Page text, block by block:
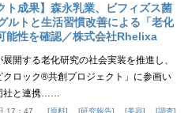
ト成果】森永乳業、ビフィズス菌
ルトと生活習慣改善による「老化
能性を確認／株式会社Rhelixa
開する老化研究の社会実装を推進し、
ロック®共創プロジェクト」に参画い
社と連携……
17：47 原料 研究報告 美容 調査